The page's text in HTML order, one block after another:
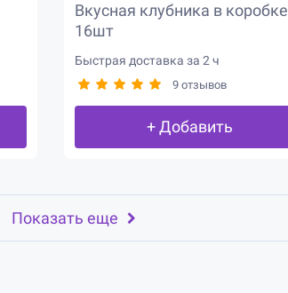
Вкусная клубника в коробке
16шт
Быстрая доставка за 2 ч
9 отзывов
+ Добавить
Показать еще